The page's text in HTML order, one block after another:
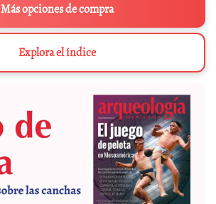
Más opciones de compra
Explora el índice